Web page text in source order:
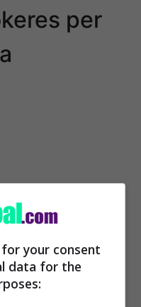
per
quindi a
your consent
data for the